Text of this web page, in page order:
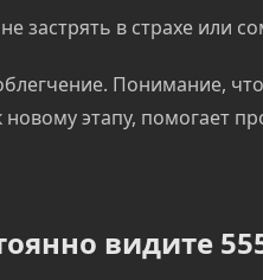
застрять в страхе или
Понимание,
этапу, помогает
видите